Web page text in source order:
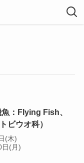
魚：Flying Fish、
ビウオ科）
(木)
日(月)